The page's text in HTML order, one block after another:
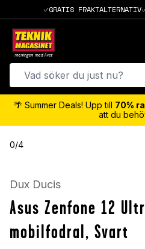
GRATIS FRAKTALTERNATIV
🌴 Summer Deals! Upp till 70%
att du
0/4
Dux Ducis
Asus Zenfone 12
mobilfodral, Svart